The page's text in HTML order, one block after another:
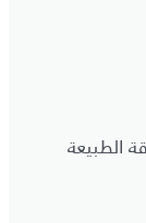
الطبيعة